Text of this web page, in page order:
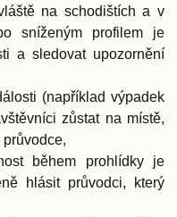
na schodištích a v
sníženým profilem je
a sledovat upozornění
(například výpadek
zůstat na místě,
během prohlídky je
hlásit průvodci, který